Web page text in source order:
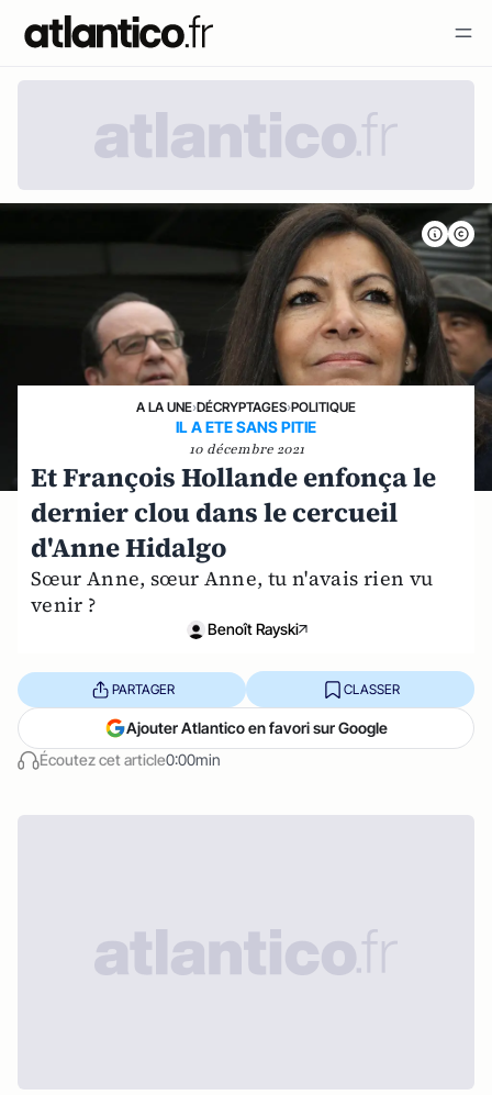
A LA UNE›DÉCRYPTAGES›POLITIQUE
IL A ETE SANS PITIE
10 décembre 2021
Et François Hollande enfonça le
dernier clou dans le cercueil
d'Anne Hidalgo
Sœur Anne, sœur Anne, tu n'avais rien vu
venir ?
Benoît Rayski
Écoutez cet article0:00min
PARTAGER CLASSER
Ajouter Atlantico en favori sur Google